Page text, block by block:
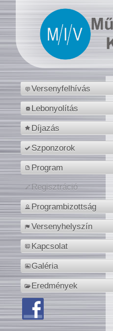
Versenyfelhívás
Lebonyolítás
Díjazás
Szponzorok
Program
Regisztráció
Programbizottság
Versenyhelyszín
Kapcsolat
Galéria
Eredmények